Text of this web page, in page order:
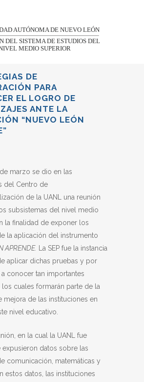
AUTÓNOMA DE NUEVO LEÓN
DEL SISTEMA DE ESTUDIOS DEL
MEDIO SUPERIOR
DE
PARA
EL LOGRO DE
ANTE LA
“NUEVO LEÓN
marzo se dio en las
del Centro de
de la UANL una reunión
subsistemas del nivel medio
la finalidad de exponer los
la aplicación del instrumento
APRENDE.
La SEP fue la instancia
aplicar dichas pruebas y por
conocer tan importantes
los cuales formarán parte de la
mejora de las instituciones en
nivel educativo.
en la cual la UANL fue
expusieron datos sobre las
comunicación, matemáticas y
estos datos, las instituciones